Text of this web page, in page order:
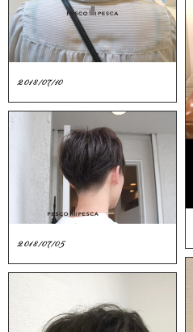
2018/07/10
2018/07/05